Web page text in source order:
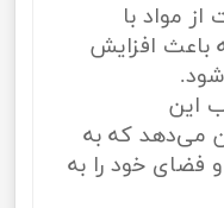
مواد با
باعث افزایش
این
می‌دهد که به
فضای خود را به